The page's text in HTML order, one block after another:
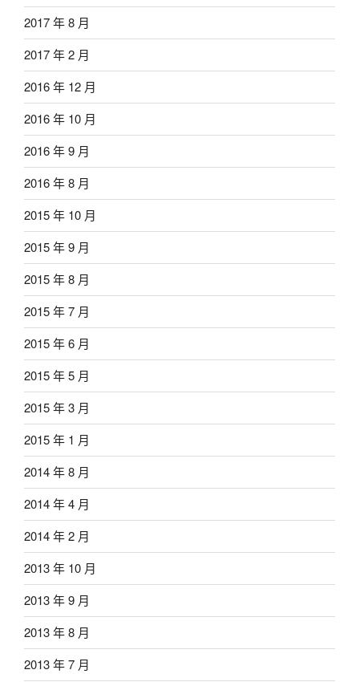
2017 年 8 月
2017 年 2 月
2016 年 12 月
2016 年 10 月
2016 年 9 月
2016 年 8 月
2015 年 10 月
2015 年 9 月
2015 年 8 月
2015 年 7 月
2015 年 6 月
2015 年 5 月
2015 年 3 月
2015 年 1 月
2014 年 8 月
2014 年 4 月
2014 年 2 月
2013 年 10 月
2013 年 9 月
2013 年 8 月
2013 年 7 月